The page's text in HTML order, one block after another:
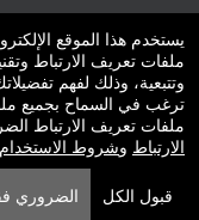
نظام
برامج إدارة التذاكر
يستخدم هذا الموقع
ملفات تعريف الارتباط
وتتبعية، وذلك لفهم
ترغب في السماح بجميع
ملفات تعريف الارتباط
الارتباط وشروط الاستخدام
قبول الكل الضروري